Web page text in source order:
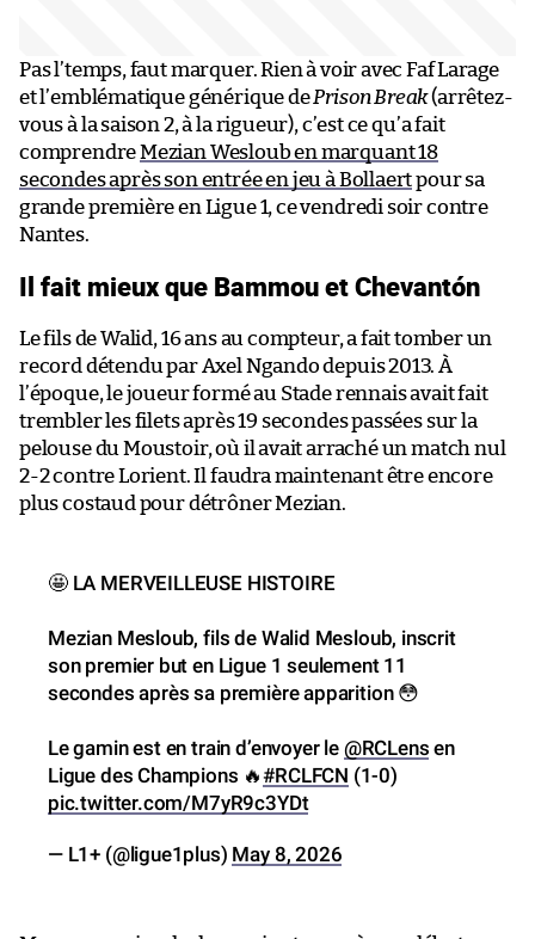
Pas l’temps, faut marquer. Rien à voir avec Faf Larage
et l’emblématique générique dePrison Break(arrêtez-
vous à la saison 2, à la rigueur), c’est ce qu’a fait
comprendreMezian Wesloub en marquant 18
secondes après son entrée en jeu à Bollaertpour sa
grande première en Ligue 1, ce vendredi soir contre
Nantes.
Il fait mieux que Bammou et Chevantón
Le fils de Walid, 16 ans au compteur, a fait tomber un
record détendu par Axel Ngando depuis 2013. À
l’époque, le joueur formé au Stade rennais avait fait
trembler les filets après 19 secondes passées sur la
pelouse du Moustoir, où il avait arraché un match nul
2-2 contre Lorient. Il faudra maintenant être encore
plus costaud pour détrôner Mezian.
🤩 LA MERVEILLEUSE HISTOIRE
Mezian Mesloub, fils de Walid Mesloub, inscrit
son premier but en Ligue 1 seulement 11
secondes après sa première apparition 😳
Le gamin est en train d’envoyer le @RCLens en
Ligue des Champions 🔥#RCLFCN (1-0)
pic.twitter.com/M7yR9c3YDt
— L1+ (@ligue1plus) May 8, 2026